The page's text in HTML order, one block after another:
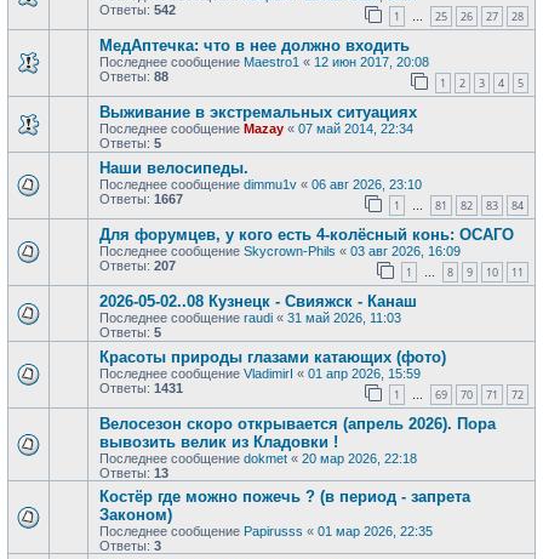
Ответы: 542 1 … 25 26 27 28
МедАптечка: что в нее должно входить
Последнее сообщение Maestro1 « 12 июн 2017, 20:08
Ответы: 88 1 2 3 4 5
Выживание в экстремальных ситуациях
Последнее сообщение Mazay « 07 май 2014, 22:34
Ответы: 5
Наши велосипеды.
Последнее сообщение dimmu1v « 06 авг 2026, 23:10
Ответы: 1667 1 … 81 82 83 84
Для форумцев, у кого есть 4-колёсный конь: ОСАГО
Последнее сообщение Skycrown-Phils « 03 авг 2026, 16:09
Ответы: 207 1 … 8 9 10 11
2026-05-02..08 Кузнецк - Свияжск - Канаш
Последнее сообщение raudi « 31 май 2026, 11:03
Ответы: 5
Красоты природы глазами катающих (фото)
Последнее сообщение VladimirI « 01 апр 2026, 15:59
Ответы: 1431 1 … 69 70 71 72
Велосезон скоро открывается (апрель 2026). Пора
вывозить велик из Кладовки !
Последнее сообщение dokmet « 20 мар 2026, 22:18
Ответы: 13
Костёр где можно пожечь ? (в период - запрета
Законом)
Последнее сообщение Papirusss « 01 мар 2026, 22:35
Ответы: 3